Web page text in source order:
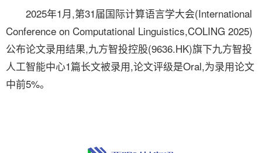
2025年1月,第31届国际计算语言学大会(International
Conference on Computational Linguistics,COLING 2025)
公布论文录用结果,九方智投控股(9636.HK)旗下九方智投
人工智能中心1篇长文被录用,论文评级是Oral,为录用论文
中前5%。